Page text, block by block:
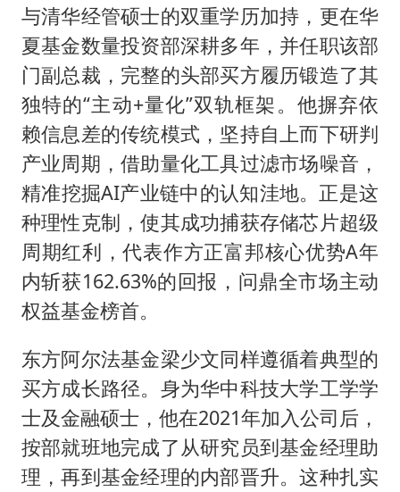
与清华经管硕士的双重学历加持，更在华
夏基金数量投资部深耕多年，并任职该部
门副总裁，完整的头部买方履历锻造了其
独特的“主动+量化”双轨框架。他摒弃依
赖信息差的传统模式，坚持自上而下研判
产业周期，借助量化工具过滤市场噪音，
精准挖掘AI产业链中的认知洼地。正是这
种理性克制，使其成功捕获存储芯片超级
周期红利，代表作方正富邦核心优势A年
内斩获162.63%的回报，问鼎全市场主动
权益基金榜首。
东方阿尔法基金梁少文同样遵循着典型的
买方成长路径。身为华中科技大学工学学
士及金融硕士，他在2021年加入公司后，
按部就班地完成了从研究员到基金经理助
理，再到基金经理的内部晋升。这种扎实